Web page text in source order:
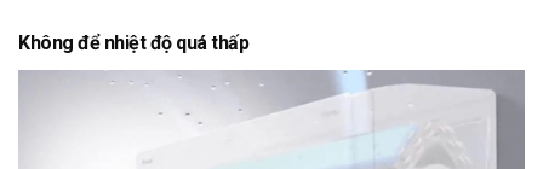
Không để nhiệt độ quá thấp